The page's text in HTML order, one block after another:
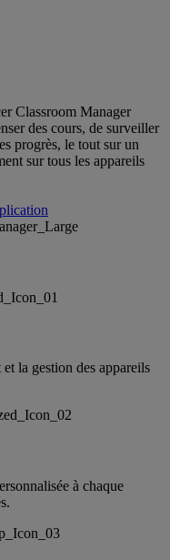
Classroom Manager
des cours, de surveiller
progrès, le tout sur un
sur tous les appareils
la gestion des appareils
à chaque